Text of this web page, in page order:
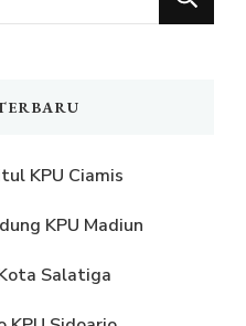
KPU Ciamis
KPU Madiun
Salatiga